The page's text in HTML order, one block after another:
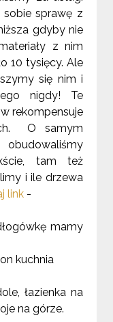
sobie sprawę z
gdyby nie
z nim
10 tysięcy. Ale
się nim i
nigdy! Te
rekompensuje
O samym
tam też
i ile drzewa
link -
mamy
kuchnia
łazienka na
na górze.